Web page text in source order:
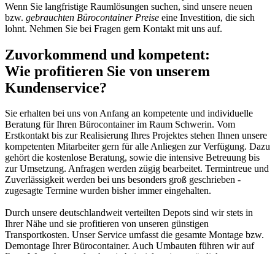
Wenn Sie langfristige Raumlösungen suchen, sind unsere neuen
bzw. gebrauchten Bürocontainer Preise eine Investition, die sich
lohnt. Nehmen Sie bei Fragen gern Kontakt mit uns auf.
Zuvorkommend und kompetent:
Wie profitieren Sie von unserem
Kundenservice?
Sie erhalten bei uns von Anfang an kompetente und individuelle
Beratung für Ihren Bürocontainer im Raum Schwerin. Vom
Erstkontakt bis zur Realisierung Ihres Projektes stehen Ihnen unsere
kompetenten Mitarbeiter gern für alle Anliegen zur Verfügung. Dazu
gehört die kostenlose Beratung, sowie die intensive Betreuung bis
zur Umsetzung. Anfragen werden zügig bearbeitet. Termintreue und
Zuverlässigkeit werden bei uns besonders groß geschrieben -
zugesagte Termine wurden bisher immer eingehalten.
Durch unsere deutschlandweit verteilten Depots sind wir stets in
Ihrer Nähe und sie profitieren von unseren günstigen
Transportkosten. Unser Service umfasst die gesamte Montage bzw.
Demontage Ihrer Bürocontainer. Auch Umbauten führen wir auf